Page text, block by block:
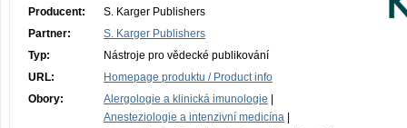
Producent:
S. Karger Publishers
Partner:
S. Karger Publishers
Typ:
Nástroje pro vědecké publikování
URL:
Homepage produktu / Product info
Obory:
Alergologie a klinická imunologie
Anesteziologie a intenzivní medicína